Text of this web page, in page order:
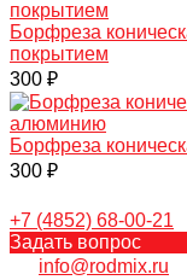
Борфреза
покрытием
300 ₽
Борфреза
300 ₽
+7 (4852) 68-00-21
Задать вопрос
info@rodmix.ru